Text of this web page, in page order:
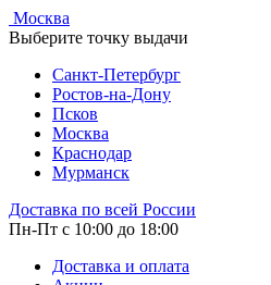
Москва
Выберите точку выдачи
Cанкт-Петербург
Ростов-на-Дону
Псков
Москва
Краснодар
Мурманск
Доставка по всей России
Пн-Пт с 10:00 до 18:00
Доставка и оплата